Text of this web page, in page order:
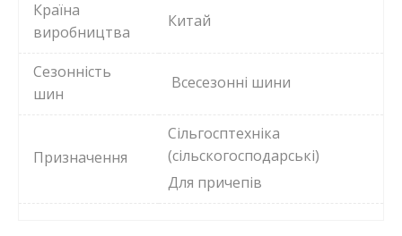
Країна
виробництва
Китай
Сезонність
шин
Всесезонні шини
Призначення
Сільгосптехніка
(сільскогосподарські)
Для причепів